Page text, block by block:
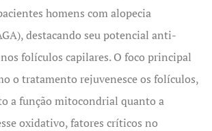
homens com alopecia
destacando seu potencial anti-
folículos capilares. O foco principal
o tratamento rejuvenesce os folículos,
a função mitocondrial quanto a
oxidativo, fatores críticos no